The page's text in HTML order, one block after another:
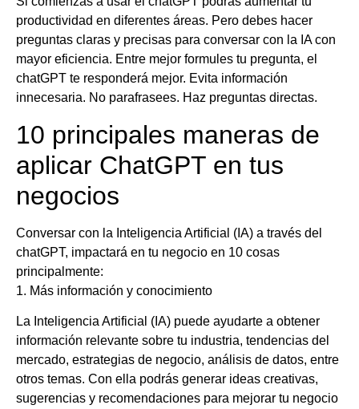
productividad en diferentes áreas. Pero debes hacer
preguntas claras y precisas para conversar con la IA con
mayor eficiencia. Entre mejor formules tu pregunta, el
chatGPT te responderá mejor. Evita información
innecesaria. No parafrasees. Haz preguntas directas.
10 principales maneras de
aplicar ChatGPT en tus
negocios
Conversar con la Inteligencia Artificial (IA) a través del
chatGPT, impactará en tu negocio en 10 cosas
principalmente:
1. Más información y conocimiento
La Inteligencia Artificial (IA) puede ayudarte a obtener
información relevante sobre tu industria, tendencias del
mercado, estrategias de negocio, análisis de datos, entre
otros temas. Con ella podrás generar ideas creativas,
sugerencias y recomendaciones para mejorar tu negocio